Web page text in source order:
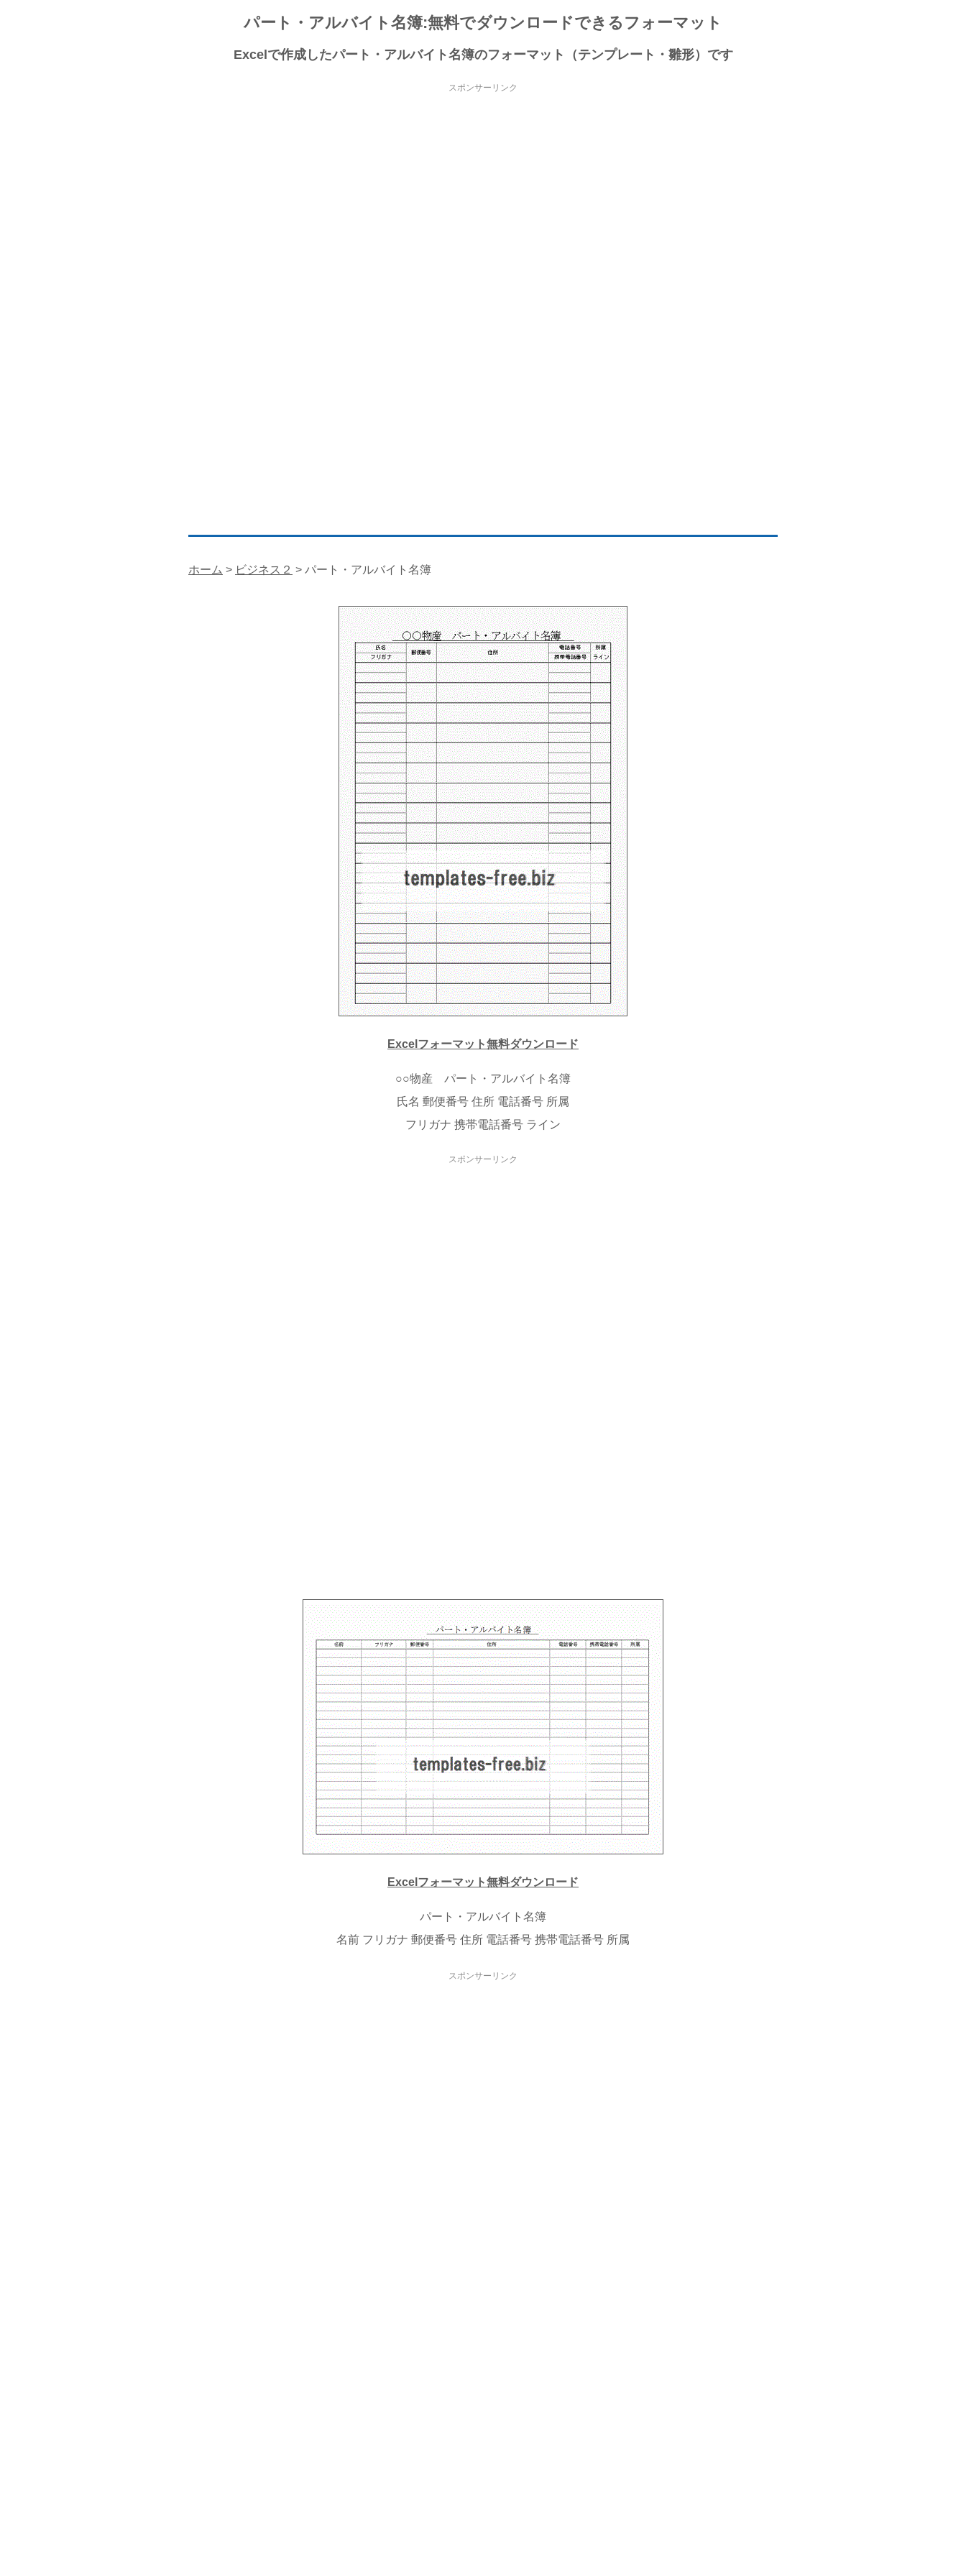
パート・アルバイト名簿:無料でダウンロードできるフォーマット
Excelで作成したパート・アルバイト名簿のフォーマット（テンプレート・雛形）です
スポンサーリンク
ホーム > ビジネス２ > パート・アルバイト名簿
Excelフォーマット無料ダウンロード
○○物産 パート・アルバイト名簿
氏名 郵便番号 住所 電話番号 所属
フリガナ 携帯電話番号 ライン
スポンサーリンク
Excelフォーマット無料ダウンロード
パート・アルバイト名簿
名前 フリガナ 郵便番号 住所 電話番号 携帯電話番号 所属
スポンサーリンク